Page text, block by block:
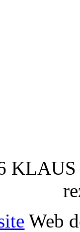
KLAUS
Web